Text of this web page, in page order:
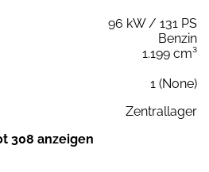
96 kW / 131 PS
Benzin
1.199 cm³
1 (None)
Zentrallager
308 anzeigen